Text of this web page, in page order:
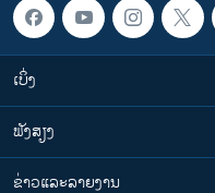
ເບິ່ງ
ຟັງສຽງ
ຂ່າວແລະລາຍງານ